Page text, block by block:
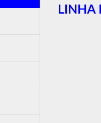
LINHA